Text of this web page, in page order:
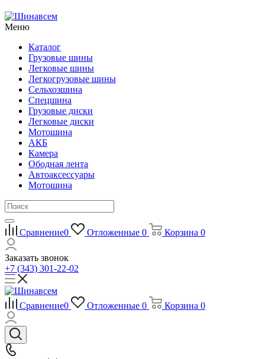
Меню
Каталог
Грузовые шины
Легковые шины
Легкогрузовые шины
Сельхозшина
Спецшина
Грузовые диски
Легковые диски
Мотошина
АКБ
Камера
Ободная лента
Автоаксессуары
Мотошина
Сравнение0 Отложенные 0 Корзина 0
Заказать звонок
+7 (343) 301-22-02
Сравнение0 Отложенные 0 Корзина 0